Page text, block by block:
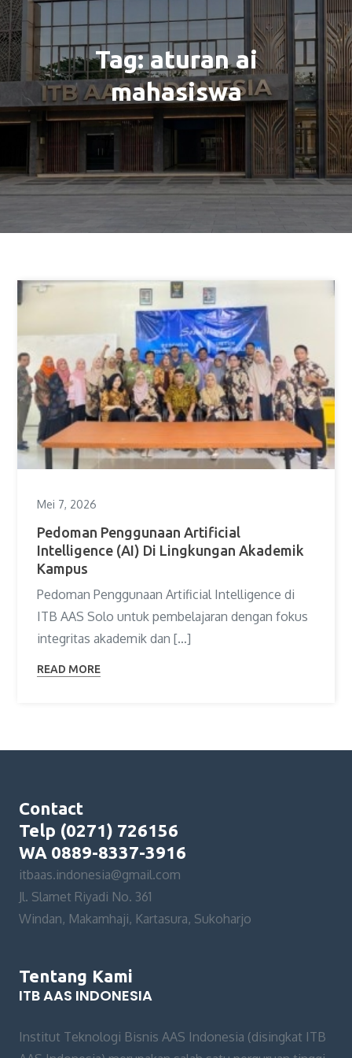
Tag:aturan ai
mahasiswa
Mei 7, 2026
Pedoman Penggunaan Artificial
Intelligence (AI) Di Lingkungan Akademik
Kampus
Pedoman Penggunaan Artificial Intelligence di
ITB AAS Solo untuk pembelajaran dengan fokus
integritas akademik dan […]
READ MORE
Contact
Telp (0271) 726156
WA 0889-8337-3916
itbaas.indonesia@gmail.com
Jl. Slamet Riyadi No. 361
Windan, Makamhaji, Kartasura, Sukoharjo
Tentang Kami
ITB AAS INDONESIA
Institut Teknologi Bisnis AAS Indonesia (disingkat ITB